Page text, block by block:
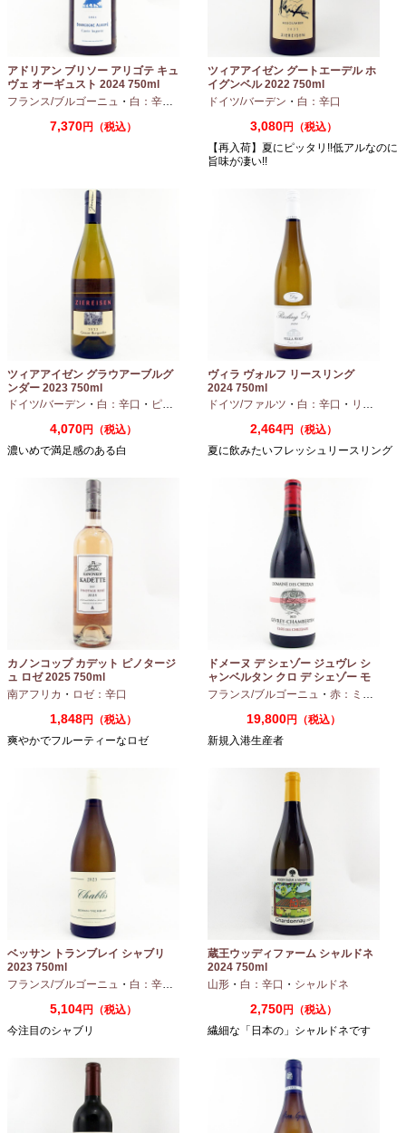
アドリアン ブリソー アリゴテ キュ
ヴェ オーギュスト 2024 750ml
フランス/ブルゴーニュ ・ 白：辛口 アリゴテ
7,370円（税込）
ツィアアイゼン グートエーデル ホ
イグンベル 2022 750ml
ドイツ/バーデン ・ 白：辛口
3,080円（税込）
【再入荷】夏にピッタリ!!低アルなのに
旨味が凄い!!
ツィアアイゼン グラウアーブルグ
ンダー 2023 750ml
ドイツ/バーデン ・ 白：辛口 ・ ピノグリ
4,070円（税込）
濃いめで満足感のある白
ヴィラ ヴォルフ リースリング
2024 750ml
ドイツ/ファルツ ・ 白：辛口 ・ リースリング
2,464円（税込）
夏に飲みたいフレッシュリースリング
カノンコップ カデット ピノタージ
ュ ロゼ 2025 750ml
南アフリカ ・ ロゼ：辛口
1,848円（税込）
爽やかでフルーティーなロゼ
ドメーヌ デ シェゾー ジュヴレ シ
ャンベルタン クロ デ シェゾー モ
ノポール 2023 750ml
フランス/ブルゴーニュ ・ 赤：ミディアムボディ
19,800円（税込）
新規入港生産者
ベッサン トランブレイ シャブリ
2023 750ml
フランス/ブルゴーニュ ・ 白：辛口 シャルドネ
5,104円（税込）
今注目のシャブリ
蔵王ウッディファーム シャルドネ
2024 750ml
山形 ・ 白：辛口 ・ シャルドネ
2,750円（税込）
繊細な「日本の」シャルドネです